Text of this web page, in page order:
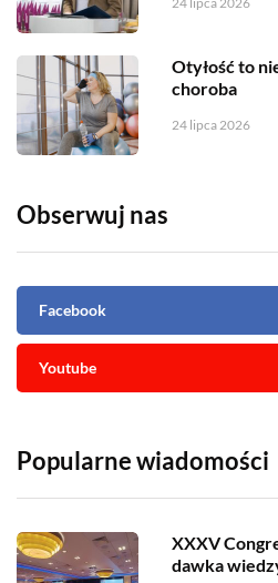
Otyłość to
choroba
24 lipca 2026
Obserwuj nas
Facebook
Youtube
Popularne wiadomości
XXXV
dawka